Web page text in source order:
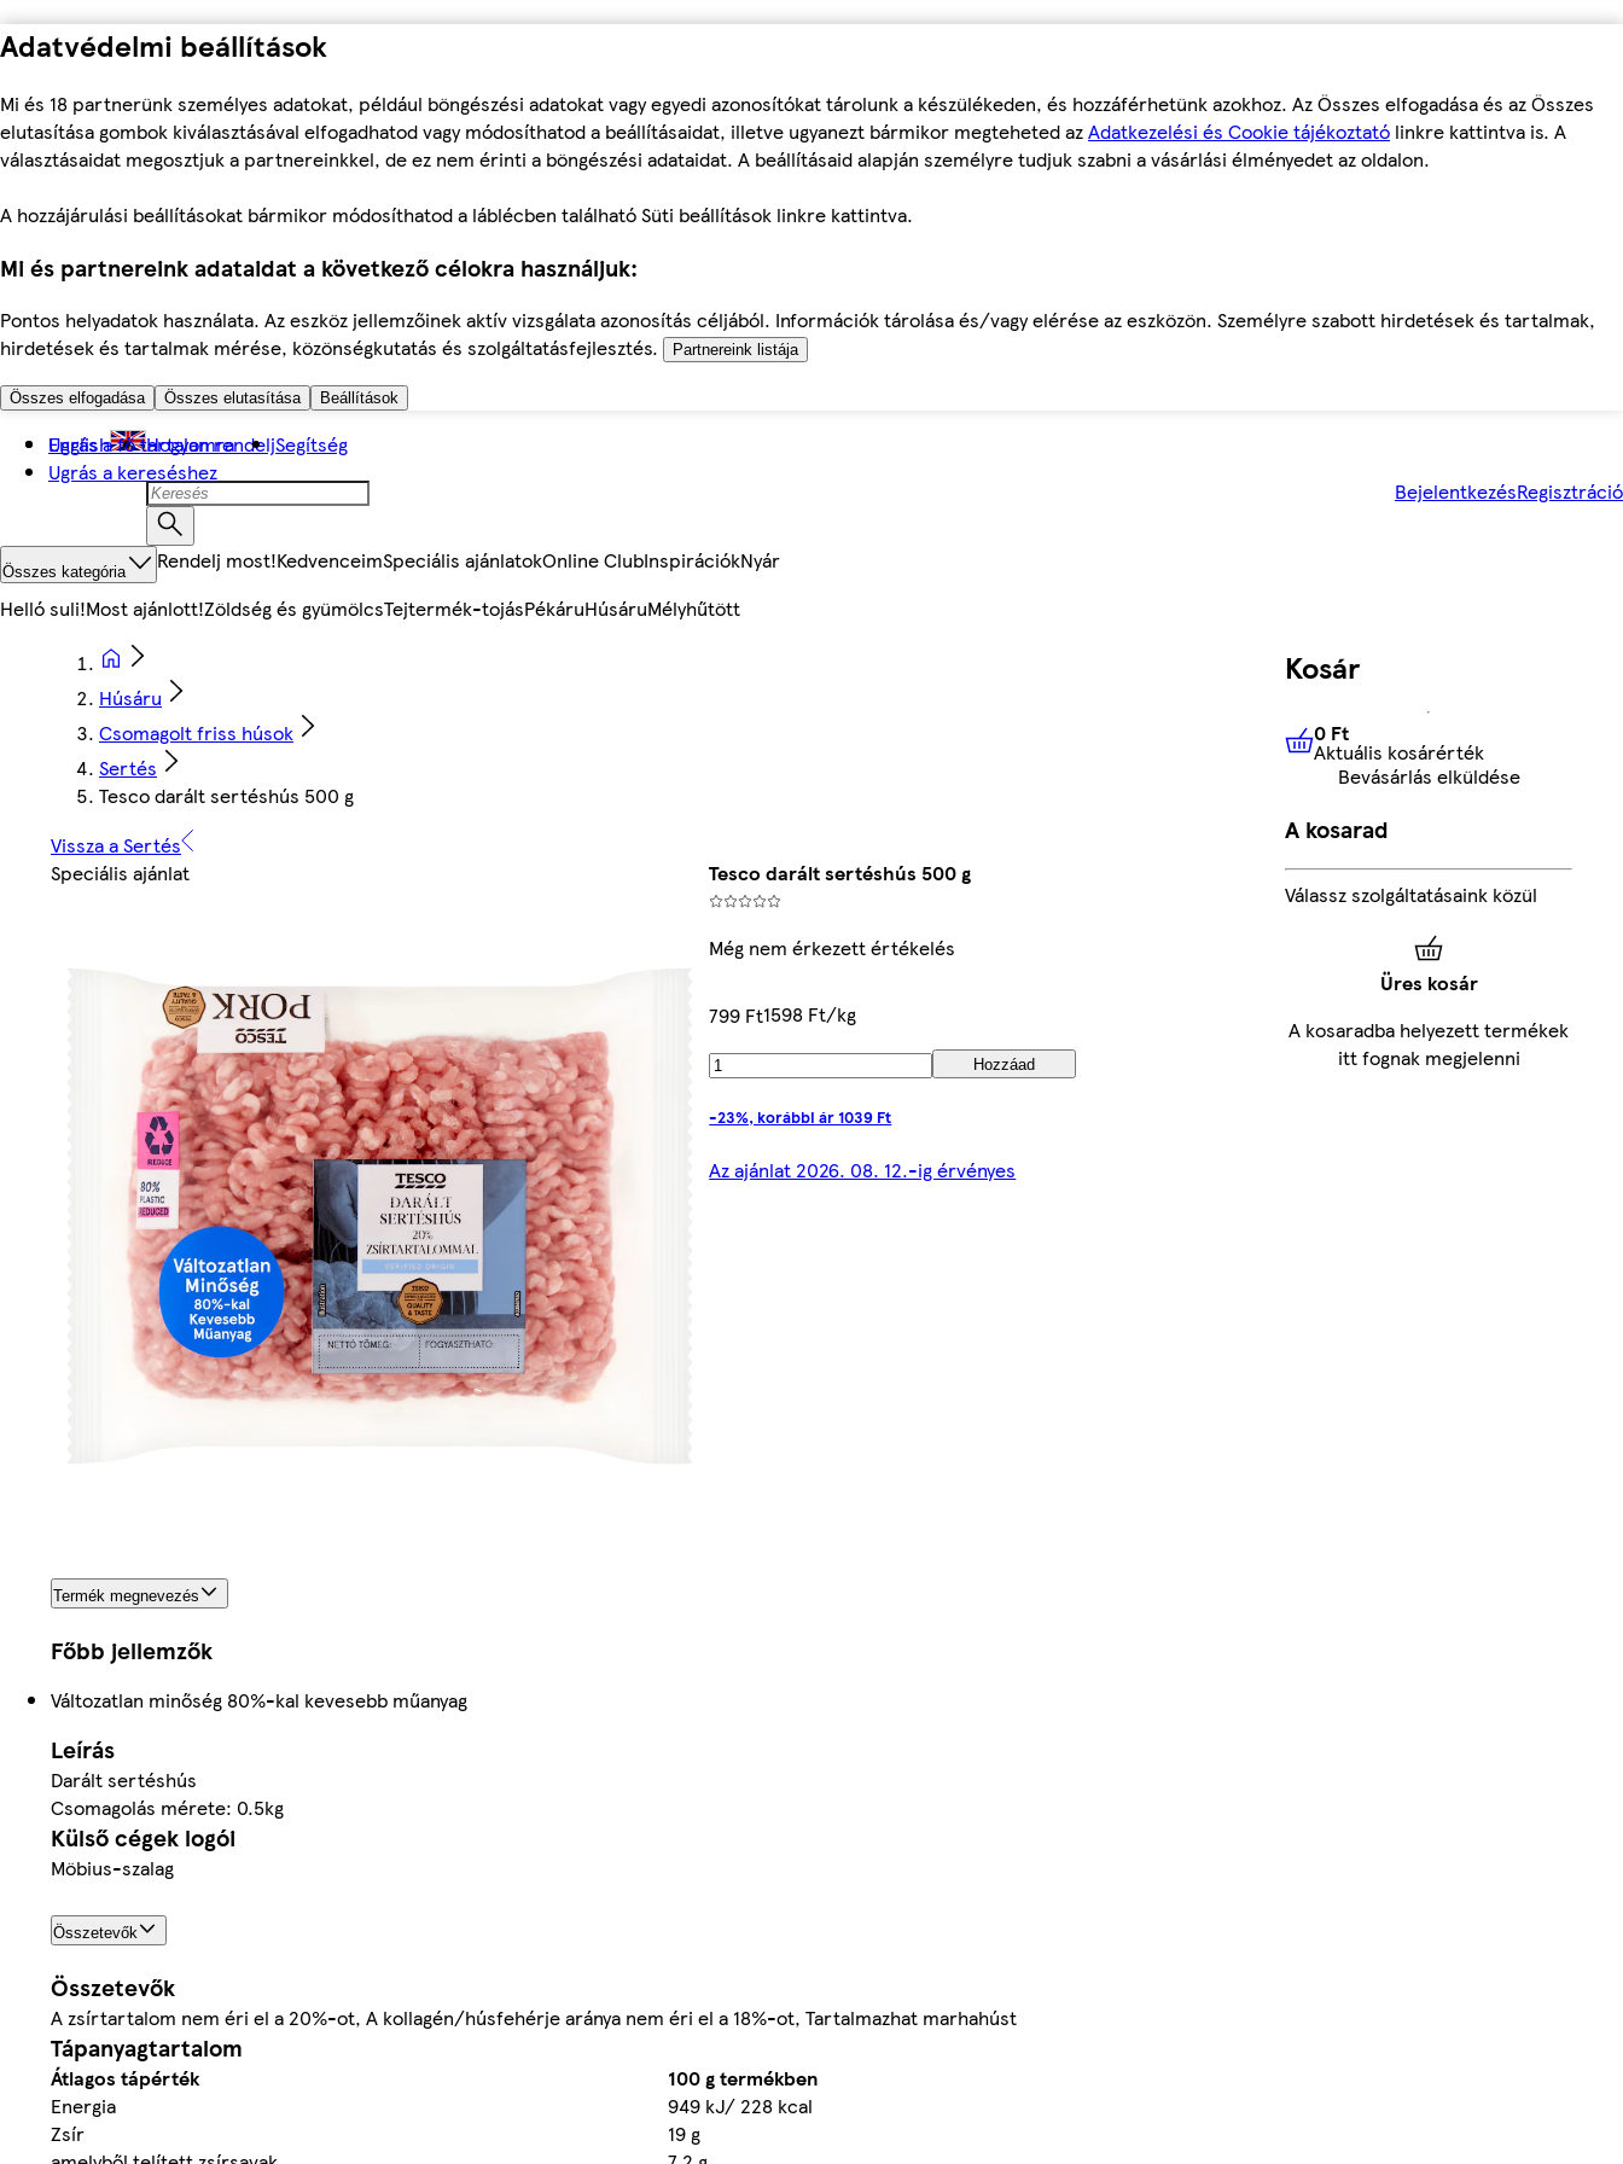
Adatvédelmi beállítások
Mi és 18 partnerünk személyes adatokat, például böngészési adatokat vagy egyedi azonosítókat tárolunk a készülékeden, és hozzáférhetünk azokhoz. Az Összes elfogadása és az Összes
elutasítása gombok kiválasztásával elfogadhatod vagy módosíthatod a beállításaidat, illetve ugyanezt bármikor megteheted azAdatkezelési és Cookie tájékoztató linkre kattintva is. A
választásaidat megosztjuk a partnereinkkel, de ez nem érinti a böngészési adataidat. A beállításaid alapján személyre tudjuk szabni a vásárlási élményedet az oldalon.
A hozzájárulási beállításokat bármikor módosíthatod a láblécben található Süti beállítások linkre kattintva.
Mi és partnereink adataidat a következő célokra használjuk:
Pontos helyadatok használata. Az eszköz jellemzőinek aktív vizsgálata azonosítás céljából. Információk tárolása és/vagy elérése az eszközön. Személyre szabott hirdetések és tartalmak,
hirdetések és tartalmak mérése, közönségkutatás és szolgáltatásfejlesztés.
Partnereink listája
Összes elfogadása Összes elutasítása Beállítások
Ugrás a fő tartalomra
Ugrás a kereséshez
English Hogyan rendeljSegítség
BejelentkezésRegisztráció
Összes kategória Rendelj most!KedvenceimSpeciális ajánlatokOnline ClubInspirációkNyár
Helló suli!Most ajánlott!Zöldség és gyümölcsTejtermék-tojásPékáruHúsáruMélyhűtött
Húsáru
Csomagolt friss húsok
Sertés
Tesco darált sertéshús 500 g
Vissza a Sertés
Speciális ajánlat
Tesco darált sertéshús 500 g
Még nem érkezett értékelés
799 Ft1598 Ft/kg
Hozzáad
-23%, korábbi ár 1039 Ft
Az ajánlat 2026. 08. 12.-ig érvényes
Termék megnevezés
Főbb jellemzők
Változatlan minőség 80%-kal kevesebb műanyag
Leírás
Darált sertéshús
Csomagolás mérete: 0.5kg
Külső cégek logói
Möbius-szalag
Összetevők
Összetevők
A zsírtartalom nem éri el a 20%-ot, A kollagén/húsfehérje aránya nem éri el a 18%-ot, Tartalmazhat marhahúst
Tápanyagtartalom
Átlagos tápérték
100 g termékben
Energia
949 kJ/ 228 kcal
Zsír
19 g
Kosár
0 FtAktuális kosárérték
0 Ft
Aktuális kosárérték
Bevásárlás elküldése
A kosarad
Válassz szolgáltatásaink közül
Üres kosár
A kosaradba helyezett termékek
itt fognak megjelenni